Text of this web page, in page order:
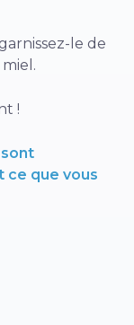
le de
!
ce que vous